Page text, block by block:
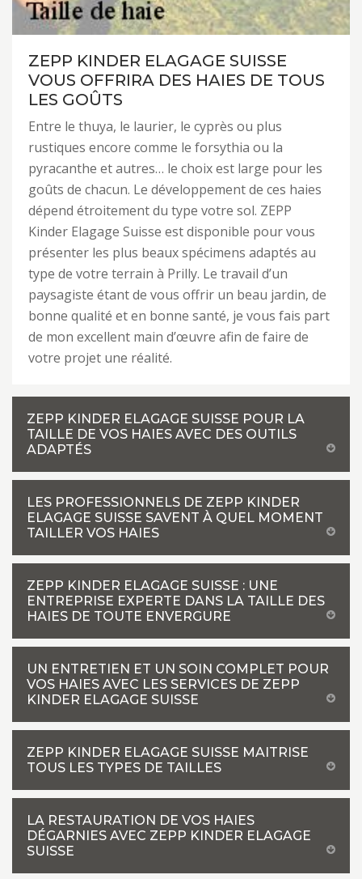
ZEPP KINDER ELAGAGE SUISSE
VOUS OFFRIRA DES HAIES DE TOUS
LES GOÛTS
Entre le thuya, le laurier, le cyprès ou plus
rustiques encore comme le forsythia ou la
pyracanthe et autres… le choix est large pour les
goûts de chacun. Le développement de ces haies
dépend étroitement du type votre sol. ZEPP
Kinder Elagage Suisse est disponible pour vous
présenter les plus beaux spécimens adaptés au
type de votre terrain à Prilly. Le travail d’un
paysagiste étant de vous offrir un beau jardin, de
bonne qualité et en bonne santé, je vous fais part
de mon excellent main d’œuvre afin de faire de
votre projet une réalité.
ZEPP KINDER ELAGAGE SUISSE POUR LA
TAILLE DE VOS HAIES AVEC DES OUTILS
ADAPTÉS
LES PROFESSIONNELS DE ZEPP KINDER
ELAGAGE SUISSE SAVENT À QUEL MOMENT
TAILLER VOS HAIES
ZEPP KINDER ELAGAGE SUISSE : UNE
ENTREPRISE EXPERTE DANS LA TAILLE DES
HAIES DE TOUTE ENVERGURE
UN ENTRETIEN ET UN SOIN COMPLET POUR
VOS HAIES AVEC LES SERVICES DE ZEPP
KINDER ELAGAGE SUISSE
ZEPP KINDER ELAGAGE SUISSE MAITRISE
TOUS LES TYPES DE TAILLES
LA RESTAURATION DE VOS HAIES
DÉGARNIES AVEC ZEPP KINDER ELAGAGE
SUISSE